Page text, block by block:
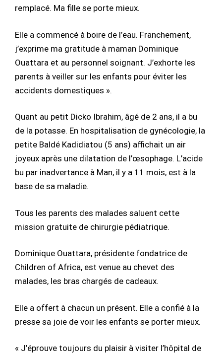
remplacé. Ma fille se porte mieux.
Elle a commencé à boire de l’eau. Franchement,
j’exprime ma gratitude à maman Dominique
Ouattara et au personnel soignant. J’exhorte les
parents à veiller sur les enfants pour éviter les
accidents domestiques ».
Quant au petit Dicko Ibrahim, âgé de 2 ans, il a bu
de la potasse. En hospitalisation de gynécologie, la
petite Baldé Kadidiatou (5 ans) affichait un air
joyeux après une dilatation de l’œsophage. L’acide
bu par inadvertance à Man, il y a 11 mois, est à la
base de sa maladie.
Tous les parents des malades saluent cette
mission gratuite de chirurgie pédiatrique.
Dominique Ouattara, présidente fondatrice de
Children of Africa, est venue au chevet des
malades, les bras chargés de cadeaux.
Elle a offert à chacun un présent. Elle a confié à la
presse sa joie de voir les enfants se porter mieux.
« J’éprouve toujours du plaisir à visiter l’hôpital de